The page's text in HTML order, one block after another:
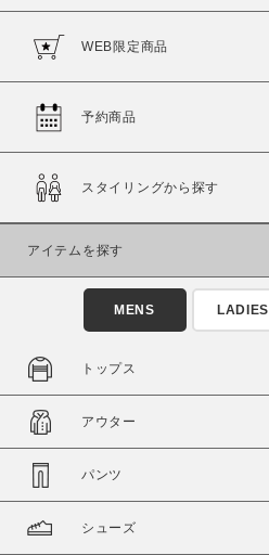
商品タイプ
通常商品
セール価格
在庫
在庫あり
WEB限定商品
予約商品
スタイリングから探す
アイテムを探す
MENS LADIES
トップス
アウター
パンツ
シューズ